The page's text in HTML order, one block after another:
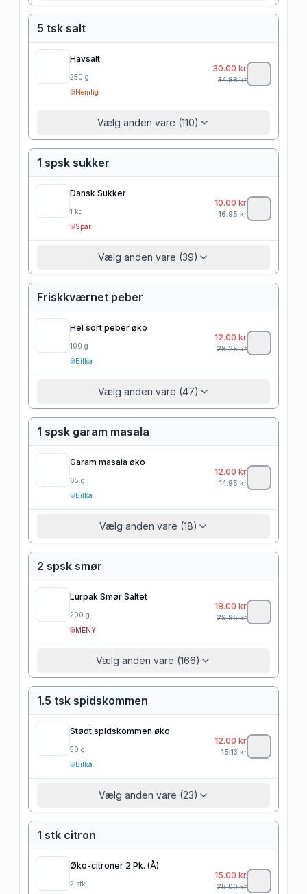
5 tsk salt
Havsalt
250 g
Nemlig
30.00 kr
34.88kr
Vælg anden vare (110)
1 spsk sukker
Dansk Sukker
1 kg
Spar
10.00 kr
16.95kr
Vælg anden vare (39)
Friskkværnet peber
Hel sort peber øko
100 g
Bilka
12.00 kr
28.25kr
Vælg anden vare (47)
1 spsk garam masala
Garam masala øko
65 g
Bilka
12.00 kr
14.95kr
Vælg anden vare (18)
2 spsk smør
Lurpak Smør Saltet
200 g
MENY
18.00 kr
29.95kr
Vælg anden vare (166)
1.5 tsk spidskommen
Stødt spidskommen øko
50 g
Bilka
12.00 kr
15.13kr
Vælg anden vare (23)
1 stk citron
Øko-citroner 2 Pk. (Å)
2 stk
15.00 kr
28.00kr